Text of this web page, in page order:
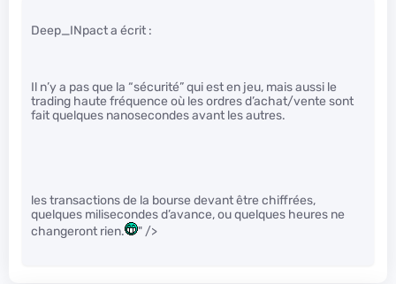
Deep_INpact a écrit :
Il n’y a pas que la “sécurité” qui est en jeu, mais aussi le
trading haute fréquence où les ordres d’achat/vente sont
fait quelques nanosecondes avant les autres.
les transactions de la bourse devant être chiffrées,
quelques milisecondes d’avance, ou quelques heures ne
changeront rien.
" />